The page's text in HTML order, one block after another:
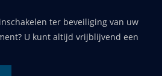
ter beveiliging van uw
U kunt altijd vrijblijvend een